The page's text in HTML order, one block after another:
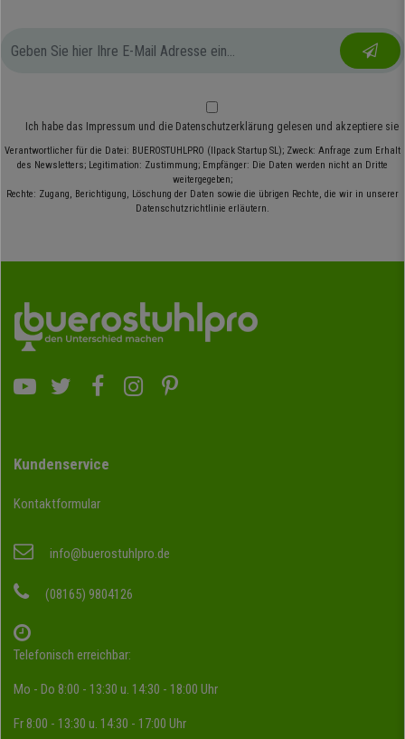
Ich habe das Impressum und die Datenschutzerklärung gelesen und akzeptiere sie
Verantwortlicher für die Datei: BUEROSTUHLPRO (Ilpack Startup SL); Zweck: Anfrage zum Erhalt
des Newsletters; Legitimation: Zustimmung; Empfänger: Die Daten werden nicht an Dritte
weitergegeben;
Rechte: Zugang, Berichtigung, Löschung der Daten sowie die übrigen Rechte, die wir in unserer
Datenschutzrichtlinie erläutern.
Kundenservice
Kontaktformular
info@buerostuhlpro.de
(08165) 9804126
Telefonisch erreichbar:
Mo - Do 8:00 - 13:30 u. 14:30 - 18:00 Uhr
Fr 8:00 - 13:30 u. 14:30 - 17:00 Uhr